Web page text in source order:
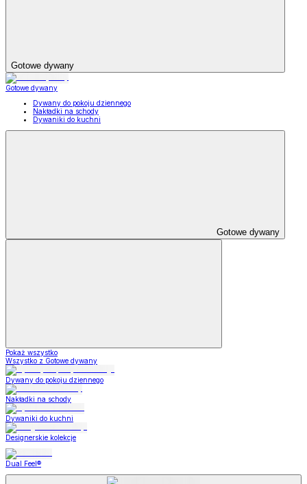
Gotowe dywany
Gotowe dywany
Dywany do pokoju dziennego
Nakładki na schody
Dywaniki do kuchni
Gotowe dywany
Pokaż wszystko
Wszystko z Gotowe dywany
Dywany do pokoju dziennego
Nakładki na schody
Dywaniki do kuchni
Designerskie kolekcje
Dual Feel®